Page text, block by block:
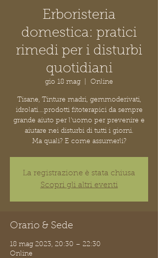
Erboristeria
domestica: pratici
rimedi per i disturbi
quotidiani
gio 18 mag Online
Tisane, Tinture madri, gemmoderivati,
idrolati....prodotti fitoterapici da sempre
grande aiuto per l'uomo per prevenire e
aiutare nei disturbi di tutti i giorni.
Ma quali? E come assumerli?
La registrazione è stata chiusa
Scopri gli altri eventi
Orario & Sede
18 mag 2023, 20:30 – 22:30
Online